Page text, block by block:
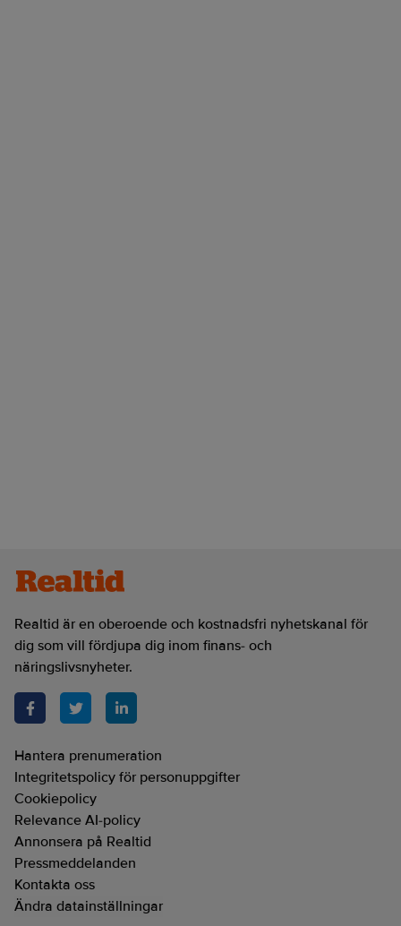
Realtid är en oberoende och kostnadsfri nyhetskanal för
dig som vill fördjupa dig inom finans- och
näringslivsnyheter.
Hantera prenumeration
Integritetspolicy för personuppgifter
Cookiepolicy
Relevance AI-policy
Annonsera på Realtid
Pressmeddelanden
Kontakta oss
Ändra datainställningar